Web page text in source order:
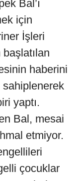
Bal’ı
için
İşleri
başlatılan
haberini
sahiplenerek
yaptı.
Bal, mesai
etmiyor.
çocuklar